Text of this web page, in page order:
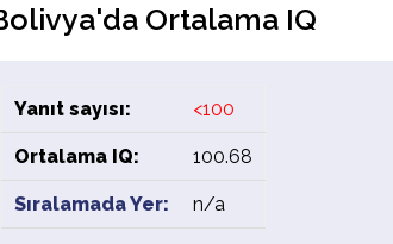
Ortalama IQ
Yanıt sayısı: <100
Ortalama IQ: 100.68
Sıralamada Yer: n/a